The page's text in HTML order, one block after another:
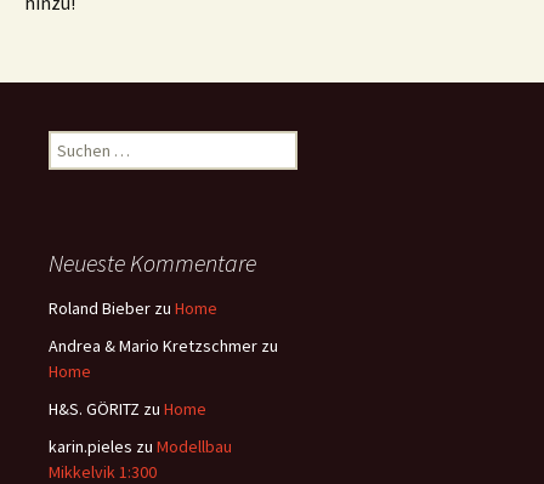
Suchen
nach:
Neueste Kommentare
Roland Bieber zu Home
Andrea & Mario Kretzschmer zu
Home
H&S. GÖRITZ zu Home
karin.pieles zu Modellbau
Mikkelvik 1:300